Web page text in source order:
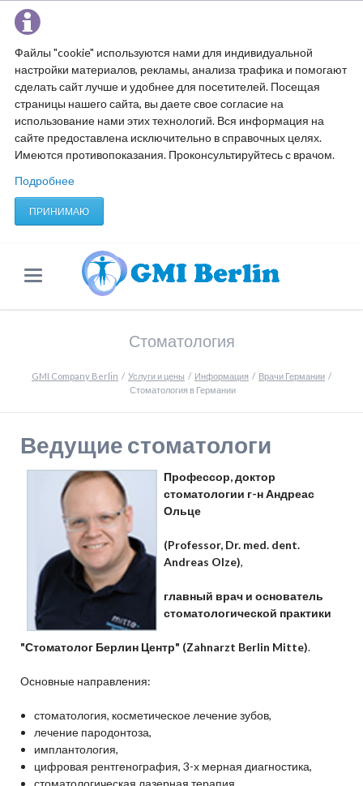
Файлы "cookie" используются нами для индивидуальной
настройки материалов, рекламы, анализа трафика и помогают
сделать сайт лучше и удобнее для посетителей. Посещая
страницы нашего сайта, вы даете свое согласие на
использование нами этих технологий. Вся информация на
сайте предоставлена исключительно в справочных целях.
Имеются противопоказания. Проконсультируйтесь с врачом.
Подробнее
ПРИНИМАЮ
Стоматология
GMI Company Berlin Услуги и цены Информация
Врачи Германии
Стоматология в Германии
Ведущие стоматологи
Профессор, доктор
стоматологии г-н Андреас
Ольце
(Professor, Dr. med. dent.
Andreas Olze),
главный врач и основатель
стоматологической практики
"Стоматолог Берлин Центр" (Zahnarzt Berlin Mitte).
Основные направления:
стоматология, косметическое лечение зубов,
лечение пародонтоза,
имплантология,
цифровая рентгенография, 3-х мерная диагностика,
стоматологическая лазерная терапия,